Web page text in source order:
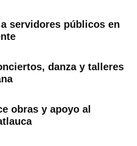
servidores públicos en
danza y talleres
obras y apoyo al